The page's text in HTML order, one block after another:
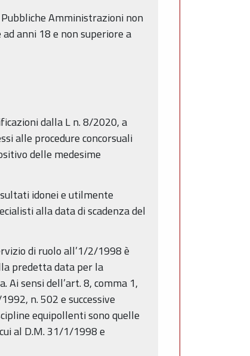
Amministrazioni non
anni 18 e non superiore a
dalla L n. 8/2020, a
alle procedure concorsuali
delle medesime
idonei e utilmente
alla data di scadenza del
di ruolo all’1/2/1998 è
predetta data per la
Ai sensi dell’art. 8, comma 1,
n. 502 e successive
equipollenti sono quelle
al D.M. 31/1/1998 e